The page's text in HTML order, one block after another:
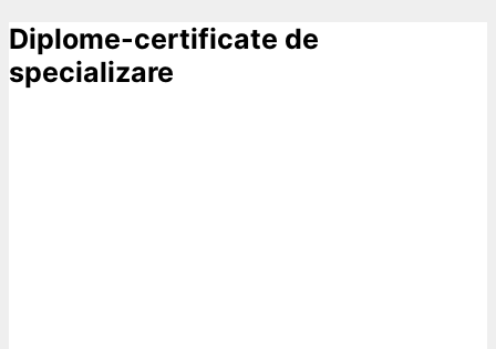
Diplome-certificate de
specializare